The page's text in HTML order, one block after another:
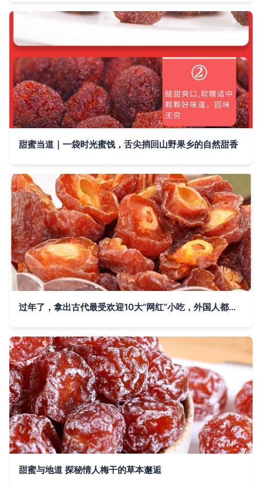
甜蜜当道｜一袋时光蜜饯，舌尖捎回山野果乡的自然甜香
过年了，拿出古代最受欢迎10大“网红”小吃，外国人都竖起大拇指 蜜饯必入
甜蜜与地道 探秘情人梅干的草本邂逅